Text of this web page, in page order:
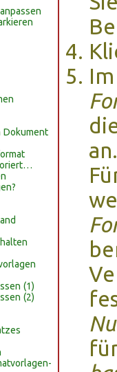
Dokument
(1)
(2)
an.